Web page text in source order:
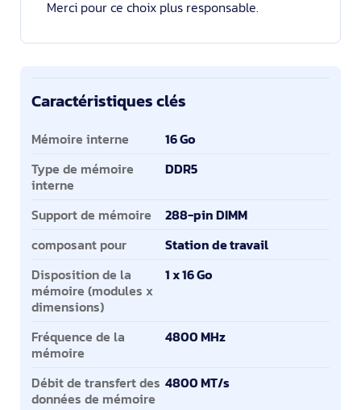
Merci pour ce choix plus responsable.
Caractéristiques clés
Caractéristiques clés
Mémoire interne
16 Go
Type de mémoire
interne
DDR5
Support de mémoire
288-pin DIMM
composant pour
Station de travail
Disposition de la
mémoire (modules x
dimensions)
1 x 16 Go
Fréquence de la
mémoire
4800 MHz
Débit de transfert des
données de mémoire
4800 MT/s